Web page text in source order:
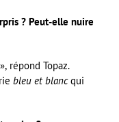
? Peut-elle nuire
répond Topaz.
bleu et blancqui